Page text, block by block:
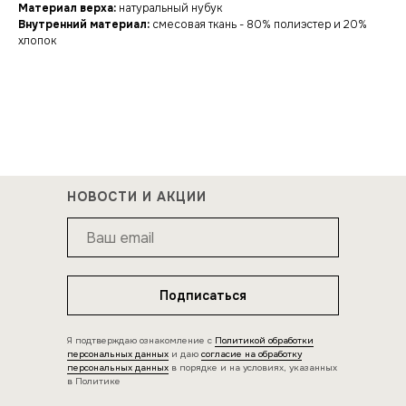
Материал верха: натуральный нубук
Внутренний материал: смесовая ткань - 80% полиэстер и 20%
хлопок
Подписаться
Я подтверждаю ознакомление с Политикой обработки
персональных данных и даю согласие на обработку
персональных данных в порядке и на условиях, указанных
в Политике
НОВОСТИ И АКЦИИ